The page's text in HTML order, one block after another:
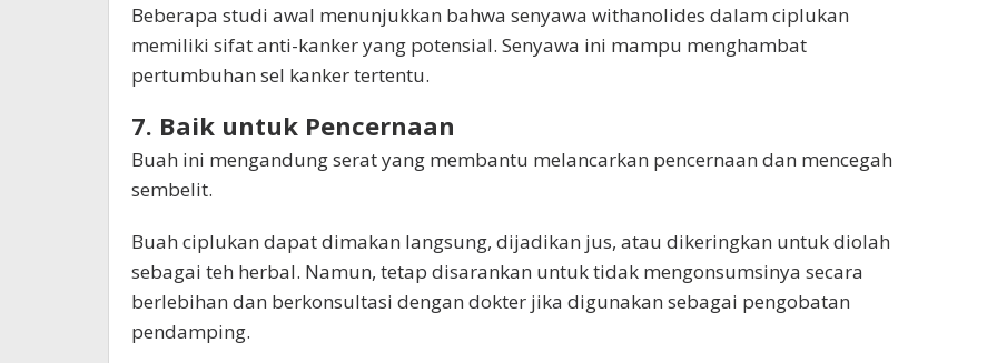
Beberapa studi awal menunjukkan bahwa senyawa withanolides dalam ciplukan
memiliki sifat anti-kanker yang potensial. Senyawa ini mampu menghambat
pertumbuhan sel kanker tertentu.
7. Baik untuk Pencernaan
Buah ini mengandung serat yang membantu melancarkan pencernaan dan mencegah
sembelit.
Buah ciplukan dapat dimakan langsung, dijadikan jus, atau dikeringkan untuk diolah
sebagai teh herbal. Namun, tetap disarankan untuk tidak mengonsumsinya secara
berlebihan dan berkonsultasi dengan dokter jika digunakan sebagai pengobatan
pendamping.